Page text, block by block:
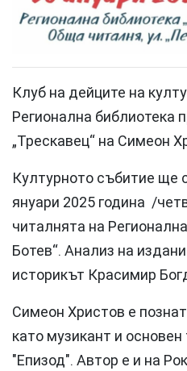
Клуб на дейците на
Регионална библиотека
„Трескавец“ на Симеон
Културното събитие ще
януари 2025 година /
читалнята на
Ботев“. Анализ на
историкът Красимир
Симеон Христов е
като музикант и основен
"Епизод". Автор е и на